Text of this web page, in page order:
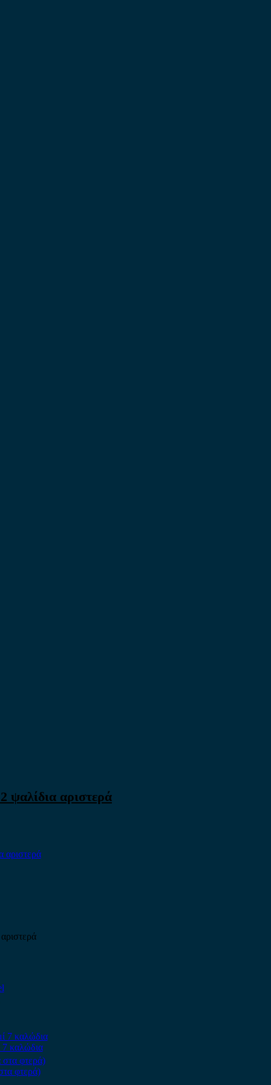
ψαλίδια αριστερά
7 καλώδια
φτερά)